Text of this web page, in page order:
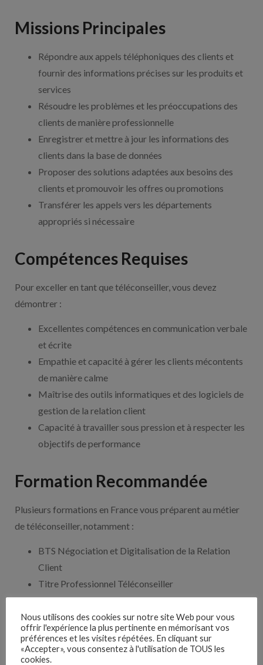
Missions Principales
Répondre aux appels téléphoniques des clients et
fournir des informations précises sur les produits et
services
Résoudre les problèmes et les préoccupations des
clients de manière professionnelle
Enregistrer et mettre à jour les informations des
clients dans la base de données
Proposer des solutions adaptées aux besoins des
clients et promouvoir les offres ou promotions
Transférer les appels vers les départements
appropriés si nécessaire
Compétences Requises
Pour exceller en tant que téléconseiller, vous devez
démontrer :
Excellentes compétences en communication verbale
et écrite
Empathie et capacité à gérer les clients mécontents
de manière calme
Maîtrise des outils informatiques et des logiciels de
gestion de la relation client
Capacité à travailler sous pression et à respecter les
objectifs de performance
Formation Recommandée
Plusieurs formations en France vous préparent au métier
de téléconseiller, notamment :
BTS Négociation et Digitalisation de la Relation
Client
Titre Professionnel Téléconseiller
CQP Opérateur de Relation Client à Distance
Bac Pro Métiers du Commerce et de la Vente,
spécialité Prospection Clientèle et Valorisation de
l’Offre Commerciale
Nous utilisons des cookies sur notre site Web pour vous
offrir l'expérience la plus pertinente en mémorisant vos
préférences et les visites répétées. En cliquant sur
«Accepter», vous consentez à l'utilisation de TOUS les
cookies.